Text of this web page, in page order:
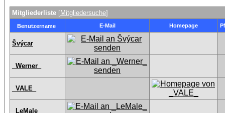
Mitgliederliste [Mitgliedersuche]
Benutzername E-Mail Homepage
Švýcar
_Werner_
_VALE_
_LeMale_